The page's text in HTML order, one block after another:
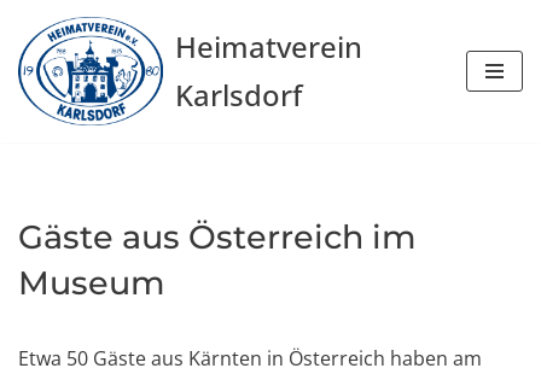
Zum
Inhalt
springen
Heimatverein
Karlsdorf
Gäste aus Österreich im
Museum
Etwa 50 Gäste aus Kärnten in Österreich haben am